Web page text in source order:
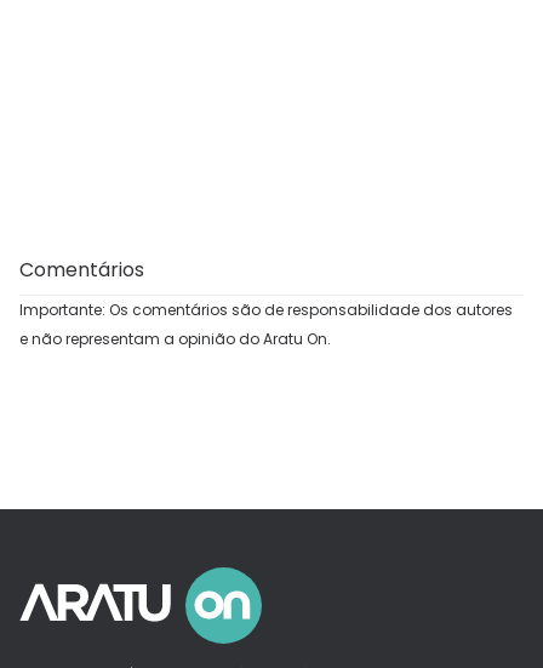
Comentários
Importante: Os comentários são de responsabilidade dos autores
e não representam a opinião do Aratu On.